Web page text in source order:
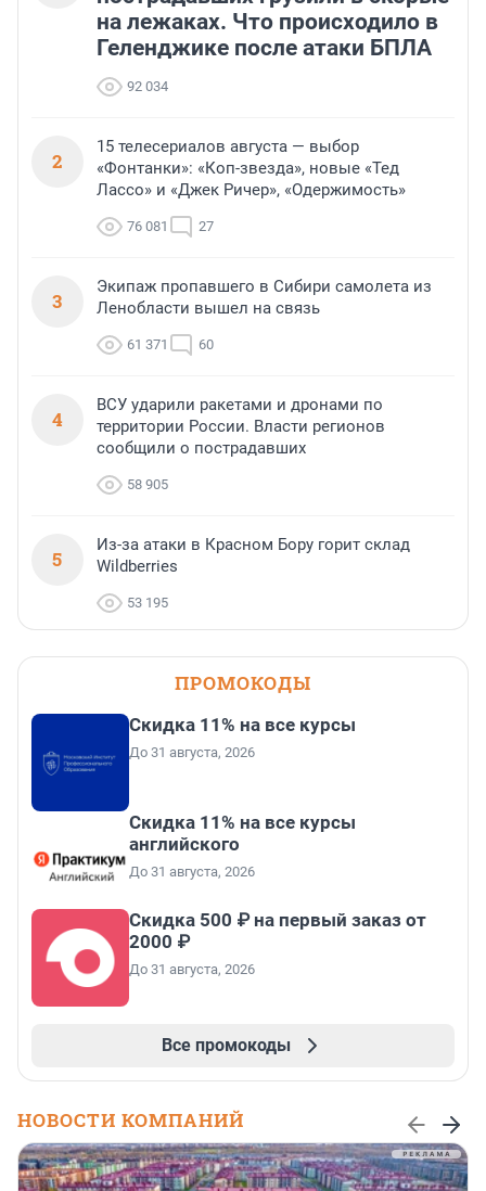
на лежаках. Что происходило в
Геленджике после атаки БПЛА
92 034
2
15 телесериалов августа — выбор
«Фонтанки»: «Коп-звезда», новые «Тед
Лассо» и «Джек Ричер», «Одержимость»
76 081 27
3
Экипаж пропавшего в Сибири самолета из
Ленобласти вышел на связь
61 371 60
4
ВСУ ударили ракетами и дронами по
территории России. Власти регионов
сообщили о пострадавших
58 905
5
Из-за атаки в Красном Бору горит склад
Wildberries
53 195
ПРОМОКОДЫ
Скидка 11% на все курсы
До 31 августа, 2026
Скидка 11% на все курсы
английского
До 31 августа, 2026
Скидка 500 ₽ на первый заказ от
2000 ₽
До 31 августа, 2026
Все промокоды
НОВОСТИ КОМПАНИЙ